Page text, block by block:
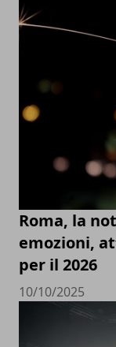
Roma, la
emozioni,
per il 2026
10/10/2025